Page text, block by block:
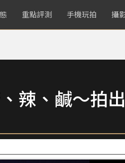
重點評測 手機玩拍 攝
辣、鹹～拍